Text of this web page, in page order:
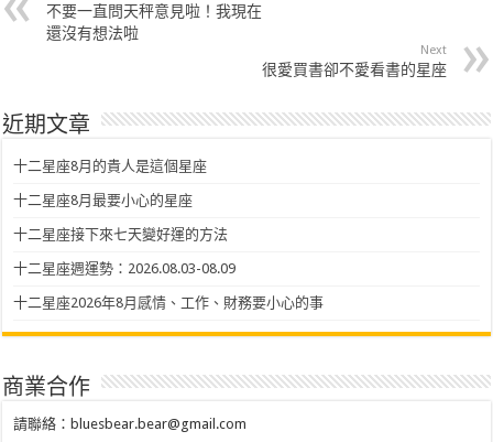
不要一直問天秤意見啦！我現在
還沒有想法啦
Next
很愛買書卻不愛看書的星座
近期文章
十二星座8月的貴人是這個星座
十二星座8月最要小心的星座
十二星座接下來七天變好運的方法
十二星座週運勢：2026.08.03-08.09
十二星座2026年8月感情、工作、財務要小心的事
商業合作
請聯絡： bluesbear.bear@gmail.com